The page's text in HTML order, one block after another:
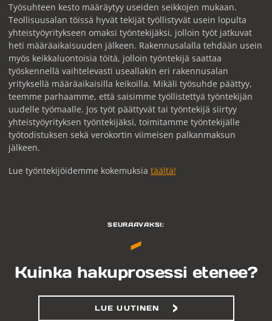
Työsuhteen kesto määräytyy useiden seikkojen mukaan.
Teollisuusalan töissä hyvät tekijät työllistyvät usein lopulta
yhteistyöyritykseen omaksi työntekijäksi, jolloin työt jatkuvat
heti määräaikaisuuden jälkeen. Rakennusalalla tehdään usein
myös keikkaluontoisia töitä, jolloin työntekijä saattaa
työskennellä vaihtelevasti useallakin eri rakennusalan
yrityksellä määräaikaisilla keikoilla. Mikäli työsuhde päättyy,
teemme parhaamme, että saisimme työllistettyä työntekijän
uudelle työmaalle. Jos työt päättyvät tai työntekijä siirtyy
yhteistyöyrityksen työntekijäksi, toimitamme työntekijälle
työtodistuksen sekä verokortin viimeisen palkanmaksun
jälkeen.
Lue työntekijöidemme kokemuksia täältä!
SEURAAVAKSI:
Kuinka hakuprosessi etenee?
LUE UUTINEN